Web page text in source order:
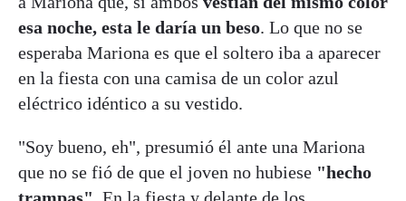
esa noche, esta le daría un beso. Lo que no se
esperaba Mariona es que el soltero iba a aparecer
en la fiesta con una camisa de un color azul
eléctrico idéntico a su vestido.
"Soy bueno, eh", presumió él ante una Mariona
que no se fió de que el joven no hubiese "hecho
trampas" . En la fiesta y delante de los